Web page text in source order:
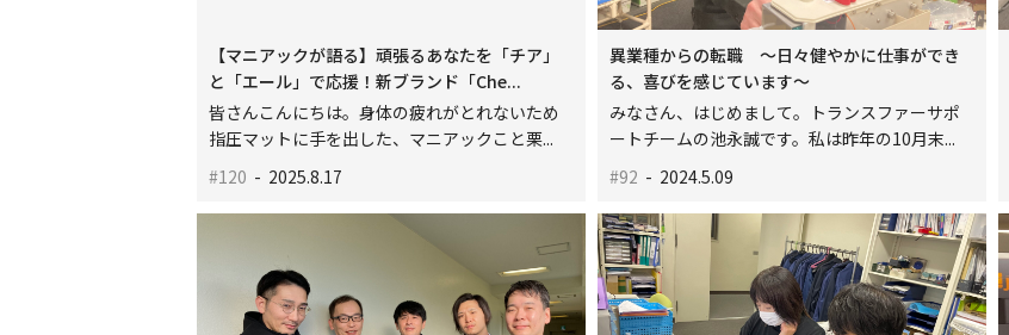
【マニアックが語る】頑張るあなたを「チア」
と「エール」で応援！新ブランド「Che...
皆さんこんにちは。身体の疲れがとれないため
指圧マットに手を出した、マニアックこと栗...
#120 - 2025.8.17
異業種からの転職 ～日々健やかに仕事ができ
る、喜びを感じています～
みなさん、はじめまして。トランスファーサポ
ートチームの池永誠です。私は昨年の10月末...
#92 - 2024.5.09